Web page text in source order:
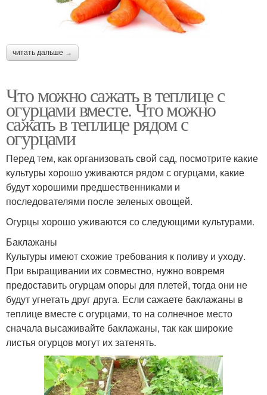
читать дальше →
Что можно сажать в теплице с
огурцами вместе. Что можно
сажать в теплице рядом с
огурцами
Перед тем, как организовать свой сад, посмотрите какие
культуры хорошо уживаются рядом с огурцами, какие
будут хорошими предшественниками и
последователями после зеленых овощей.
Огурцы хорошо уживаются со следующими культурами.
Баклажаны
Культуры имеют схожие требования к поливу и уходу.
При выращивании их совместно, нужно вовремя
предоставить огурцам опоры для плетей, тогда они не
будут угнетать друг друга. Если сажаете баклажаны в
теплице вместе с огурцами, то на солнечное место
сначала высаживайте баклажаны, так как широкие
листья огурцов могут их затенять.